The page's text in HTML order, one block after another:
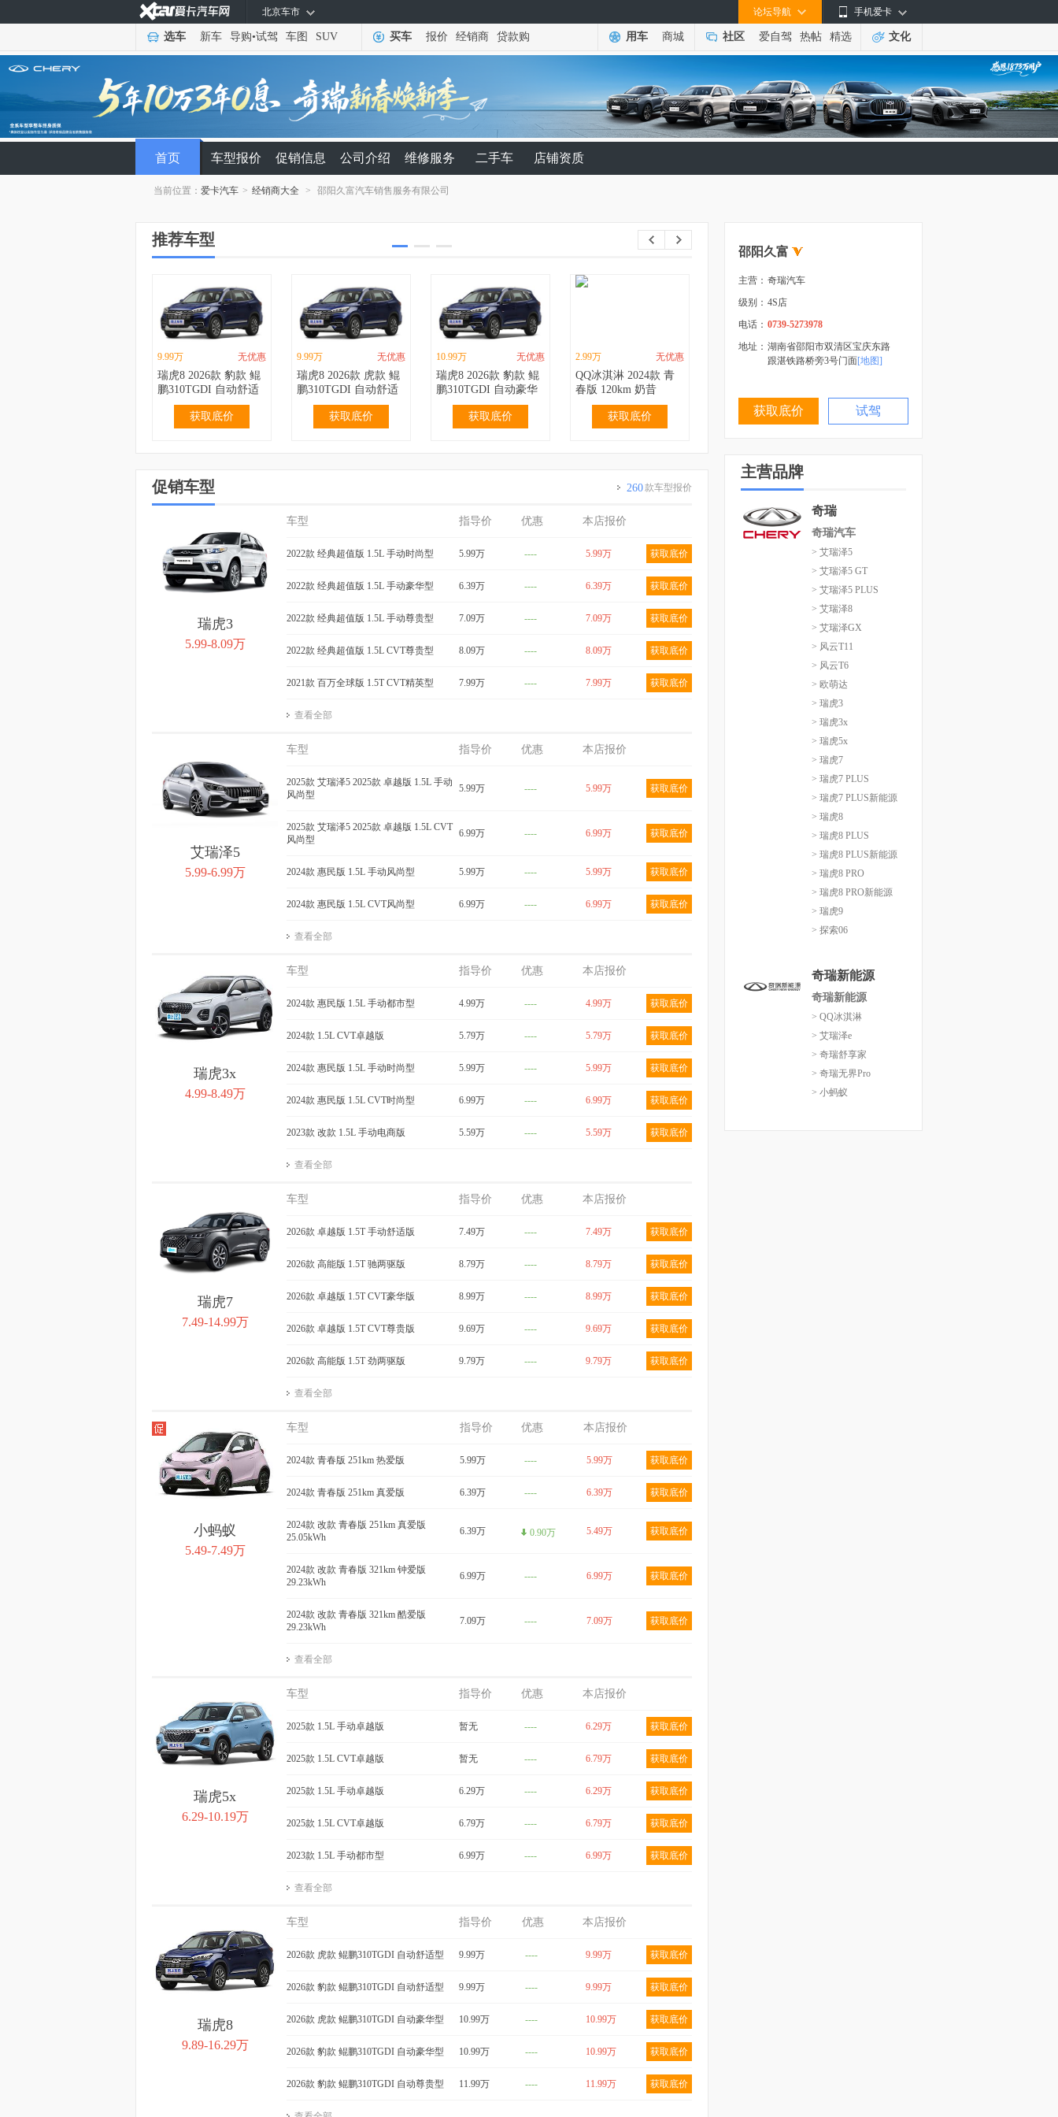
手机爱卡
论坛导航
北京车市
选车 新车 导购•试驾 车图 SUV 买车 报价 经销商 贷款购 用车 商城 社区 爱自驾 热帖 精选 文化
首页 车型报价 促销信息 公司介绍 维修服务 二手车 店铺资质
当前位置： 爱卡汽车 > 经销商大全 > 邵阳久富汽车销售服务有限公司
推荐车型
9.99万 无优惠
瑞虎8 2026款 豹款 鲲
鹏310TGDI 自动舒适
获取底价
9.99万 无优惠
瑞虎8 2026款 虎款 鲲
鹏310TGDI 自动舒适
获取底价
10.99万 无优惠
瑞虎8 2026款 豹款 鲲
鹏310TGDI 自动豪华
获取底价
2.99万 无优惠
QQ冰淇淋 2024款 青
春版 120km 奶昔
获取底价
QQ冰淇淋 2024款 青
春版 120km 香草
获取底价
3.69万
155km 圣代版
获取底价
3.69万 无优惠
205km 圣代版
获取底价
3.99万
QQ冰淇淋 2024款 青
春版 205km 奶昔
获取底价
4.39万
QQ冰淇淋 2024款 青
春版 205km 圣代
获取底价
无优惠
获取底价
促销车型 260款车型报价
瑞虎3
5.99-8.09万
车型 指导价 优惠 本店报价
2022款 经典超值版 1.5L 手动时尚型 5.99万 ---- 5.99万 获取底价
2022款 经典超值版 1.5L 手动豪华型 6.39万 ---- 6.39万 获取底价
2022款 经典超值版 1.5L 手动尊贵型 7.09万 ---- 7.09万 获取底价
2022款 经典超值版 1.5L CVT尊贵型 8.09万 ---- 8.09万 获取底价
2021款 百万全球版 1.5T CVT精英型 7.99万 ---- 7.99万 获取底价
查看全部
艾瑞泽5
5.99-6.99万
车型 指导价 优惠 本店报价
2025款 艾瑞泽5 2025款 卓越版 1.5L 手动
风尚型
5.99万 ---- 5.99万 获取底价
2025款 艾瑞泽5 2025款 卓越版 1.5L CVT
风尚型
6.99万 ---- 6.99万 获取底价
2024款 惠民版 1.5L 手动风尚型 5.99万 ---- 5.99万 获取底价
2024款 惠民版 1.5L CVT风尚型 6.99万 ---- 6.99万 获取底价
查看全部
瑞虎3x
4.99-8.49万
车型 指导价 优惠 本店报价
2024款 惠民版 1.5L 手动都市型 4.99万 ---- 4.99万 获取底价
2024款 1.5L CVT卓越版 5.79万 ---- 5.79万 获取底价
2024款 惠民版 1.5L 手动时尚型 5.99万 ---- 5.99万 获取底价
2024款 惠民版 1.5L CVT时尚型 6.99万 ---- 6.99万 获取底价
2023款 改款 1.5L 手动电商版 5.59万 ---- 5.59万 获取底价
查看全部
瑞虎7
7.49-14.99万
车型 指导价 优惠 本店报价
2026款 卓越版 1.5T 手动舒适版 7.49万 ---- 7.49万 获取底价
2026款 高能版 1.5T 驰两驱版 8.79万 ---- 8.79万 获取底价
2026款 卓越版 1.5T CVT豪华版 8.99万 ---- 8.99万 获取底价
2026款 卓越版 1.5T CVT尊贵版 9.69万 ---- 9.69万 获取底价
2026款 高能版 1.5T 劲两驱版 9.79万 ---- 9.79万 获取底价
查看全部
小蚂蚁
5.49-7.49万
车型 指导价 优惠 本店报价
2024款 青春版 251km 热爱版 5.99万 ---- 5.99万 获取底价
2024款 青春版 251km 真爱版 6.39万 ---- 6.39万 获取底价
2024款 改款 青春版 251km 真爱版
25.05kWh
6.39万 0.90万 5.49万 获取底价
2024款 改款 青春版 321km 钟爱版
29.23kWh
6.99万 ---- 6.99万 获取底价
2024款 改款 青春版 321km 酷爱版
29.23kWh
7.09万 ---- 7.09万 获取底价
查看全部
瑞虎5x
6.29-10.19万
车型 指导价 优惠 本店报价
2025款 1.5L 手动卓越版 暂无 ---- 6.29万 获取底价
2025款 1.5L CVT卓越版 暂无 ---- 6.79万 获取底价
2025款 1.5L 手动卓越版 6.29万 ---- 6.29万 获取底价
2025款 1.5L CVT卓越版 6.79万 ---- 6.79万 获取底价
2023款 1.5L 手动都市型 6.99万 ---- 6.99万 获取底价
查看全部
瑞虎8
9.89-16.29万
车型 指导价 优惠 本店报价
2026款 虎款 鲲鹏310TGDI 自动舒适型 9.99万 ---- 9.99万 获取底价
2026款 豹款 鲲鹏310TGDI 自动舒适型 9.99万 ---- 9.99万 获取底价
2026款 虎款 鲲鹏310TGDI 自动豪华型 10.99万 ---- 10.99万 获取底价
2026款 豹款 鲲鹏310TGDI 自动豪华型 10.99万 ---- 10.99万 获取底价
2026款 豹款 鲲鹏310TGDI 自动尊贵型 11.99万 ---- 11.99万 获取底价
邵阳久富
主营： 奇瑞汽车
级别： 4S店
电话： 0739-5273978
地址： 湖南省邵阳市双清区宝庆东路
跟湛铁路桥旁3号门面[地图]
获取底价 试驾
主营品牌
奇瑞
奇瑞汽车
> 艾瑞泽5
> 艾瑞泽5 GT
> 艾瑞泽5 PLUS
> 艾瑞泽8
> 艾瑞泽GX
> 风云T11
> 风云T6
> 欧萌达
> 瑞虎3
> 瑞虎3x
> 瑞虎5x
> 瑞虎7
> 瑞虎7 PLUS
> 瑞虎7 PLUS新能源
> 瑞虎8
> 瑞虎8 PLUS
> 瑞虎8 PLUS新能源
> 瑞虎8 PRO
> 瑞虎8 PRO新能源
> 瑞虎9
> 探索06
奇瑞新能源
奇瑞新能源
> QQ冰淇淋
> 艾瑞泽e
> 奇瑞舒享家
> 奇瑞无界Pro
> 小蚂蚁